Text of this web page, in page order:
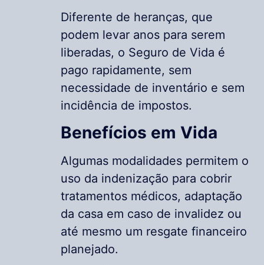
Diferente de heranças, que
podem levar anos para serem
liberadas, o Seguro de Vida é
pago rapidamente, sem
necessidade de inventário e sem
incidência de impostos.
Benefícios em Vida
Algumas modalidades permitem o
uso da indenização para cobrir
tratamentos médicos, adaptação
da casa em caso de invalidez ou
até mesmo um resgate financeiro
planejado.